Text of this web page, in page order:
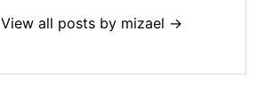
View all posts by mizael →